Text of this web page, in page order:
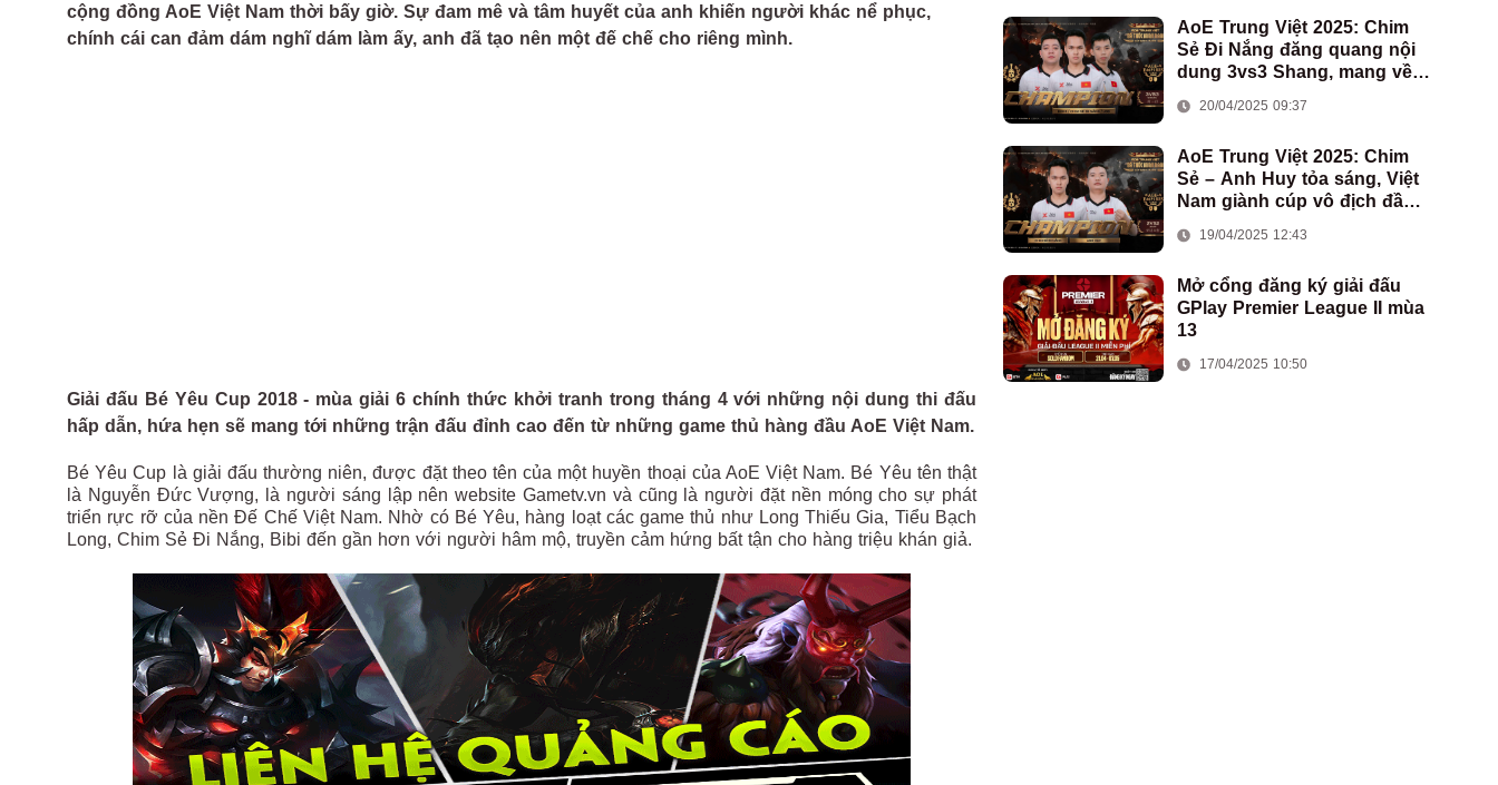
cộng đồng AoE Việt Nam thời bấy giờ. Sự đam mê và tâm huyết của anh khiến người khác nể phục,
chính cái can đảm dám nghĩ dám làm ấy, anh đã tạo nên một đế chế cho riêng mình.
Giải đấu Bé Yêu Cup 2018 - mùa giải 6 chính thức khởi tranh trong tháng 4 với những nội dung thi đấu
hấp dẫn, hứa hẹn sẽ mang tới những trận đấu đỉnh cao đến từ những game thủ hàng đầu AoE Việt Nam.
Bé Yêu Cup là giải đấu thường niên, được đặt theo tên của một huyền thoại của AoE Việt Nam. Bé Yêu tên thật
là Nguyễn Đức Vượng, là người sáng lập nên website Gametv.vn và cũng là người đặt nền móng cho sự phát
triển rực rỡ của nền Đế Chế Việt Nam. Nhờ có Bé Yêu, hàng loạt các game thủ như Long Thiếu Gia, Tiểu Bạch
Long, Chim Sẻ Đi Nắng, Bibi đến gần hơn với người hâm mộ, truyền cảm hứng bất tận cho hàng triệu khán giả.
AoE Trung Việt 2025: Chim
Sẻ Đi Nắng đăng quang nội
dung 3vs3 Shang, mang về
đoàn AoE Việt Nam
20/04/2025 09:37
AoE Trung Việt 2025: Chim
Sẻ – Anh Huy tỏa sáng, Việt
Nam giành cúp vô địch đầu
19/04/2025 12:43
Mở cổng đăng ký giải đấu
GPlay Premier League II mùa
13
17/04/2025 10:50